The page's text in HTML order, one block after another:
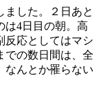
ました。２日あと
は4日目の朝。高
反応としてはマシ
での数日間は、全
なんとか罹らない